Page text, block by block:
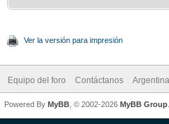
Ver la versión para impresión
Equipo del foro Contáctanos
Powered By MyBB , © 2002-2026 MyBB Group